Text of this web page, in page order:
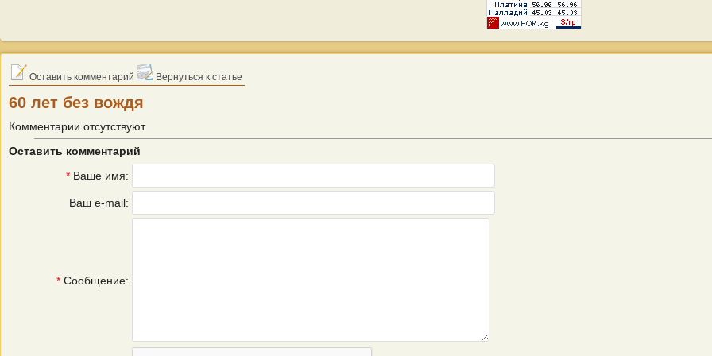
Оставить комментарий Вернуться к статье
60 лет без вождя
Комментарии отсутствуют
Оставить комментарий
* Ваше имя:
Ваш e-mail:
* Сообщение: